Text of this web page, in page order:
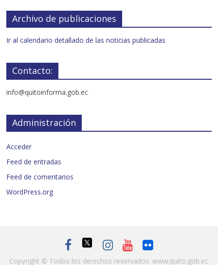
Archivo de publicaciones
Ir al calendario detallado de las noticias publicadas
Contacto:
info@quitoinforma.gob.ec
Administración
Acceder
Feed de entradas
Feed de comentarios
WordPress.org
Copyright © Todos los derechos reservados.www.quito.gob.ec